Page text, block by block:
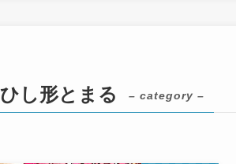
ひし形とまる – category –